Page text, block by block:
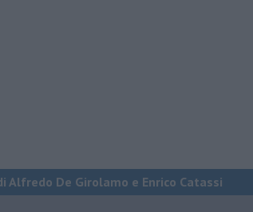
Alfredo De Girolamo e Enrico Catassi